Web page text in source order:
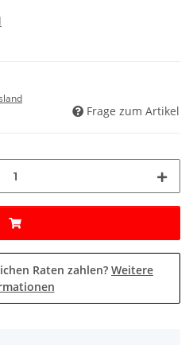
Frage zum Artikel
Raten zahlen? Weitere